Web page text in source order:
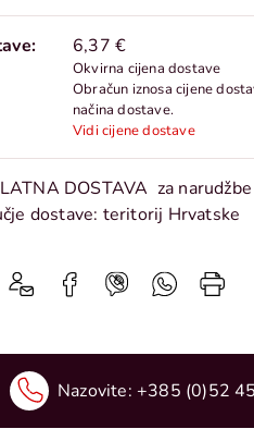
6,37 €
Okvirna cijena dostave
Obračun iznosa cijene
načina dostave.
Vidi cijene dostave
DOSTAVA za
dostave: teritorij Hrvatske
Nazovite: +385 (0)52